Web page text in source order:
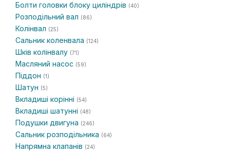
Болти головки блоку циліндрів (40)
Розподільний вал (86)
Колінвал (25)
Сальник коленвала (124)
Шків колінвалу (71)
Масляний насос (59)
Піддон (1)
Шатун (5)
Вкладиші корінні (54)
Вкладиші шатунні (48)
Подушки двигуна (246)
Сальник розподільника (64)
Напрямна клапанів (24)